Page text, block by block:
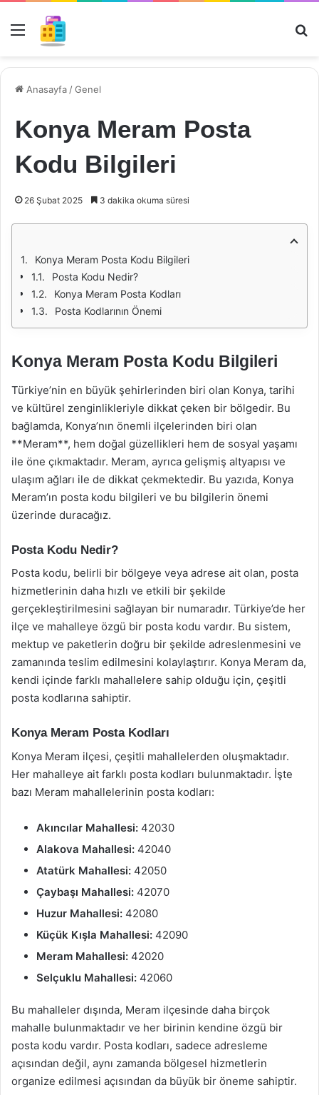
Menü
Anasayfa /Genel
Konya Meram Posta
Kodu Bilgileri
26 Şubat 2025 3 dakika okuma süresi
Konya Meram Posta Kodu Bilgileri
Posta Kodu Nedir?
Konya Meram Posta Kodları
Posta Kodlarının Önemi
Konya Meram Posta Kodu Bilgileri
Türkiye’nin en büyük şehirlerinden biri olan Konya, tarihi
ve kültürel zenginlikleriyle dikkat çeken bir bölgedir. Bu
bağlamda, Konya’nın önemli ilçelerinden biri olan
**Meram**, hem doğal güzellikleri hem de sosyal yaşamı
ile öne çıkmaktadır. Meram, ayrıca gelişmiş altyapısı ve
ulaşım ağları ile de dikkat çekmektedir. Bu yazıda, Konya
Meram’ın posta kodu bilgileri ve bu bilgilerin önemi
üzerinde duracağız.
Posta Kodu Nedir?
Posta kodu, belirli bir bölgeye veya adrese ait olan, posta
hizmetlerinin daha hızlı ve etkili bir şekilde
gerçekleştirilmesini sağlayan bir numaradır. Türkiye’de her
ilçe ve mahalleye özgü bir posta kodu vardır. Bu sistem,
mektup ve paketlerin doğru bir şekilde adreslenmesini ve
zamanında teslim edilmesini kolaylaştırır. Konya Meram da,
kendi içinde farklı mahallelere sahip olduğu için, çeşitli
posta kodlarına sahiptir.
Konya Meram Posta Kodları
Konya Meram ilçesi, çeşitli mahallelerden oluşmaktadır.
Her mahalleye ait farklı posta kodları bulunmaktadır. İşte
bazı Meram mahallelerinin posta kodları:
Akıncılar Mahallesi: 42030
Alakova Mahallesi: 42040
Atatürk Mahallesi: 42050
Çaybaşı Mahallesi: 42070
Huzur Mahallesi: 42080
Küçük Kışla Mahallesi: 42090
Meram Mahallesi: 42020
Selçuklu Mahallesi: 42060
Bu mahalleler dışında, Meram ilçesinde daha birçok
mahalle bulunmaktadır ve her birinin kendine özgü bir
posta kodu vardır. Posta kodları, sadece adresleme
açısından değil, aynı zamanda bölgesel hizmetlerin
organize edilmesi açısından da büyük bir öneme sahiptir.